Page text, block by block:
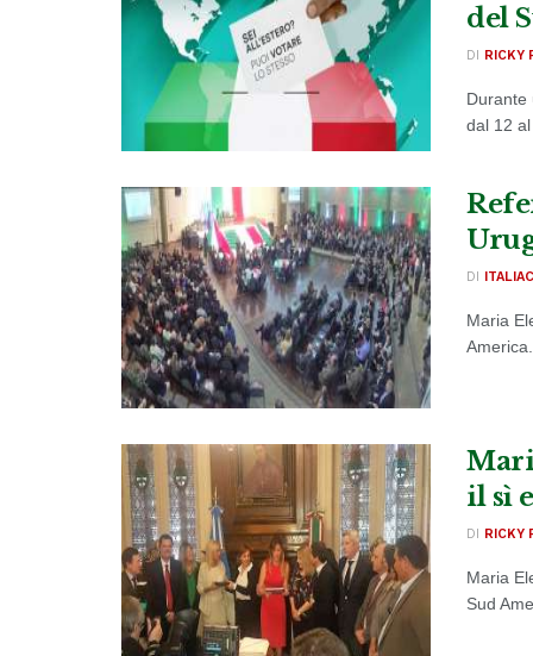
del
DI RICKY
Durante
dal 12
DI
Maria
il sì
DI RICKY
Maria
Sud